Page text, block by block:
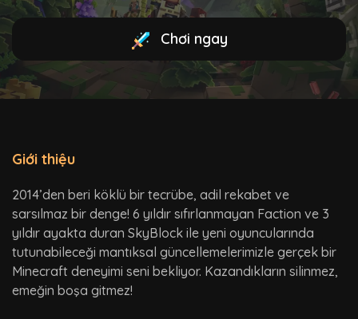
Chơi ngay
Giới thiệu
2014’den beri köklü bir tecrübe, adil rekabet ve
sarsılmaz bir denge! 6 yıldır sıfırlanmayan Faction ve 3
yıldır ayakta duran SkyBlock ile yeni oyuncularında
tutunabileceği mantıksal güncellemelerimizle gerçek bir
Minecraft deneyimi seni bekliyor. Kazandıkların silinmez,
emeğin boşa gitmez!